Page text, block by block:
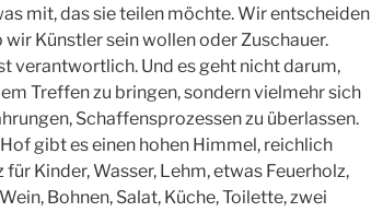
mit, das sie teilen möchte. Wir entscheiden
Künstler sein wollen oder Zuschauer.
verantwortlich. Und es geht nicht darum,
Treffen zu bringen, sondern vielmehr sich
Schaffensprozessen zu überlassen.
gibt es einen hohen Himmel, reichlich
Kinder, Wasser, Lehm, etwas Feuerholz,
Bohnen, Salat, Küche, Toilette, zwei